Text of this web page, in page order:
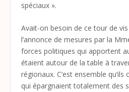
spéciaux ».
Avait-on besoin de ce tour de vis
l’annonce de mesures par la
forces politiques qui apportent
étaient autour de la table à
régionaux. C’est ensemble
qui épargnaient totalement des